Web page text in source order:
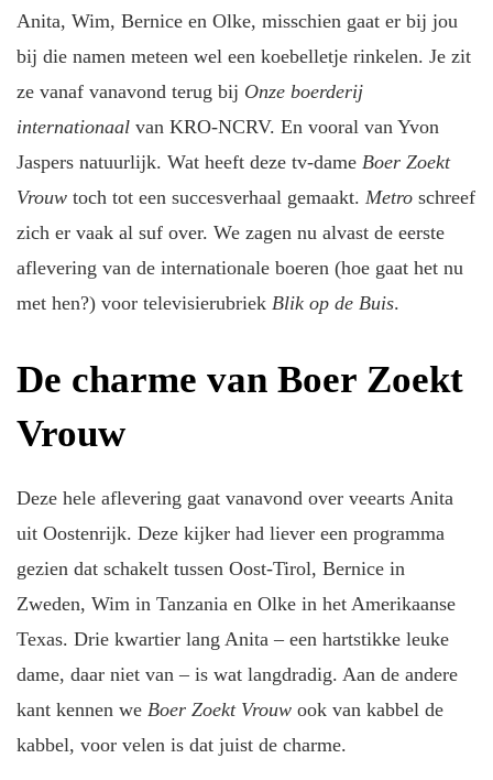
Anita, Wim, Bernice en Olke, misschien gaat er bij jou
bij die namen meteen wel een koebelletje rinkelen. Je zit
ze vanaf vanavond terug bij Onze boerderij
internationaalvan KRO-NCRV. En vooral van Yvon
Jaspers natuurlijk. Wat heeft deze tv-dame Boer Zoekt
Vrouw toch tot een succesverhaal gemaakt. Metroschreef
zich er vaak al suf over. We zagen nu alvast de eerste
aflevering van de internationale boeren (hoe gaat het nu
met hen?) voor televisierubriek Blik op de Buis.
De charme van Boer Zoekt
Vrouw
Deze hele aflevering gaat vanavond over veearts Anita
uit Oostenrijk. Deze kijker had liever een programma
gezien dat schakelt tussen Oost-Tirol, Bernice in
Zweden, Wim in Tanzania en Olke in het Amerikaanse
Texas. Drie kwartier lang Anita – een hartstikke leuke
dame, daar niet van – is wat langdradig. Aan de andere
kant kennen we Boer Zoekt Vrouwook van kabbel de
kabbel, voor velen is dat juist de charme.